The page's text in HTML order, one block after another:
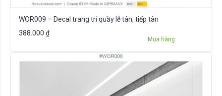
WOR009 – Decal trang trí quầy lễ tân, tiếp tân
388.000 ₫
Mua hàng